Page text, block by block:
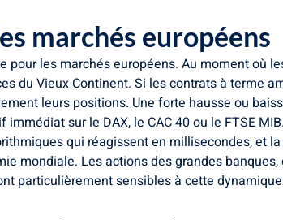
marchés européens
pour les marchés européens. Au moment où
du Vieux Continent. Si les contrats à terme
leurs positions. Une forte hausse ou
sur le DAX, le CAC 40 ou le FTSE
qui réagissent en millisecondes, et
mondiale. Les actions des grandes
particulièrement sensibles à cette